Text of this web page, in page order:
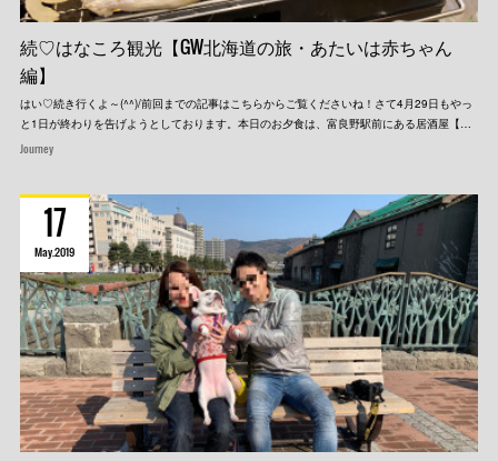
続♡はなころ観光【GW北海道の旅・あたいは赤ちゃん
編】
はい♡続き行くよ～(^^)/前回までの記事はこちらからご覧くださいね！さて4月29日もやっ
と1日が終わりを告げようとしております。本日のお夕食は、富良野駅前にある居酒屋【…
Journey
17
May2019